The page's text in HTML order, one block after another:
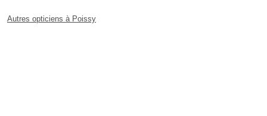
Autres opticiens à Poissy